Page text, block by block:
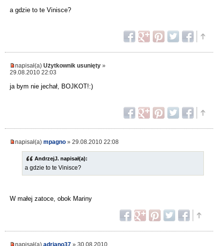
a gdzie to te Vinisce?
napisał(a) Użytkownik usunięty »
29.08.2010 22:03
ja bym nie jechał, BOJKOT!:)
napisał(a) mpagno » 29.08.2010 22:08
AndrzejJ. napisał(a):
a gdzie to te Vinisce?
W małej zatoce, obok Mariny
napisał(a) adriano37 » 30.08.2010